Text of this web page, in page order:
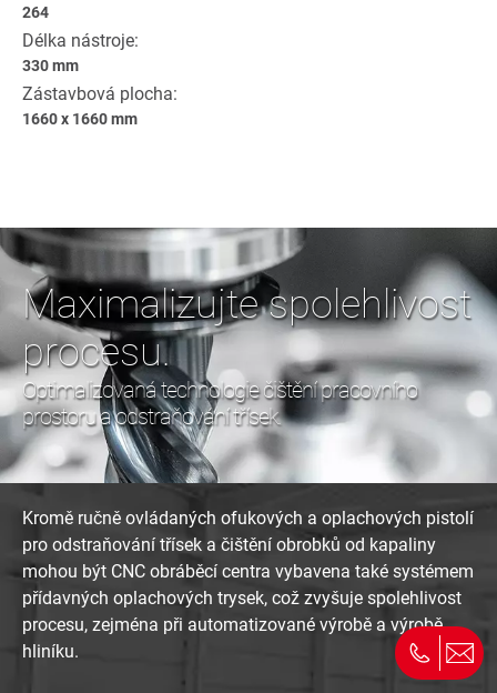
264
Délka nástroje:
330 mm
Zástavbová plocha:
1660 x 1660 mm
Maximalizujte spolehlivost
procesu.
Optimalizovaná technologie čištění pracovního
prostoru a odstraňování třísek.
Kromě ručně ovládaných ofukových a oplachových pistolí
pro odstraňování třísek a čištění obrobků od kapaliny
mohou být CNC obráběcí centra vybavena také systémem
přídavných oplachových trysek, což zvyšuje spolehlivost
procesu, zejména při automatizované výrobě a výrobě
hliníku.